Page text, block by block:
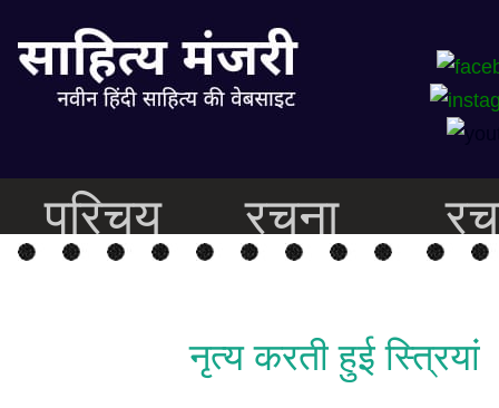
परिचय रचना
नृत्य करती हुई स्त्रियां